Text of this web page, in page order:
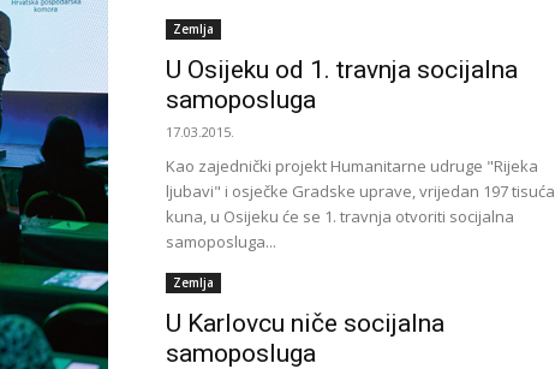
Zemlja
U Osijeku od 1. travnja socijalna
samoposluga
17.03.2015.
Kao zajednički projekt Humanitarne udruge "Rijeka
ljubavi" i osječke Gradske uprave, vrijedan 197 tisuća
kuna, u Osijeku će se 1. travnja otvoriti socijalna
samoposluga...
Zemlja
U Karlovcu niče socijalna
samoposluga